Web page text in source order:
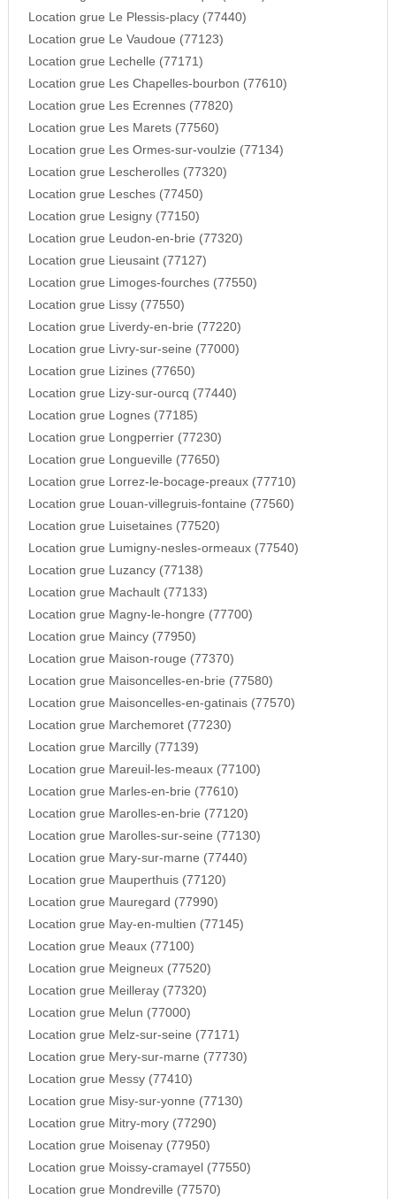
Location grue Le Plessis-placy (77440)
Location grue Le Vaudoue (77123)
Location grue Lechelle (77171)
Location grue Les Chapelles-bourbon (77610)
Location grue Les Ecrennes (77820)
Location grue Les Marets (77560)
Location grue Les Ormes-sur-voulzie (77134)
Location grue Lescherolles (77320)
Location grue Lesches (77450)
Location grue Lesigny (77150)
Location grue Leudon-en-brie (77320)
Location grue Lieusaint (77127)
Location grue Limoges-fourches (77550)
Location grue Lissy (77550)
Location grue Liverdy-en-brie (77220)
Location grue Livry-sur-seine (77000)
Location grue Lizines (77650)
Location grue Lizy-sur-ourcq (77440)
Location grue Lognes (77185)
Location grue Longperrier (77230)
Location grue Longueville (77650)
Location grue Lorrez-le-bocage-preaux (77710)
Location grue Louan-villegruis-fontaine (77560)
Location grue Luisetaines (77520)
Location grue Lumigny-nesles-ormeaux (77540)
Location grue Luzancy (77138)
Location grue Machault (77133)
Location grue Magny-le-hongre (77700)
Location grue Maincy (77950)
Location grue Maison-rouge (77370)
Location grue Maisoncelles-en-brie (77580)
Location grue Maisoncelles-en-gatinais (77570)
Location grue Marchemoret (77230)
Location grue Marcilly (77139)
Location grue Mareuil-les-meaux (77100)
Location grue Marles-en-brie (77610)
Location grue Marolles-en-brie (77120)
Location grue Marolles-sur-seine (77130)
Location grue Mary-sur-marne (77440)
Location grue Mauperthuis (77120)
Location grue Mauregard (77990)
Location grue May-en-multien (77145)
Location grue Meaux (77100)
Location grue Meigneux (77520)
Location grue Meilleray (77320)
Location grue Melun (77000)
Location grue Melz-sur-seine (77171)
Location grue Mery-sur-marne (77730)
Location grue Messy (77410)
Location grue Misy-sur-yonne (77130)
Location grue Mitry-mory (77290)
Location grue Moisenay (77950)
Location grue Moissy-cramayel (77550)
Location grue Mondreville (77570)